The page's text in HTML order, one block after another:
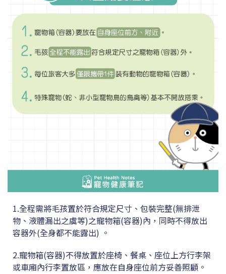
1.全程需將毛孩置於符合規定尺寸 、 包裝完整(無排泄
物、液體漏出之虞等)之寵物箱(容器)內，同時不得放出
容器外(全身都不能露出) 。
2.寵物箱(容器)不得放置於座椅、餐桌、座位上方行李架
或車廂內行李置放區，應放在自身座位前方妥善照顧 。